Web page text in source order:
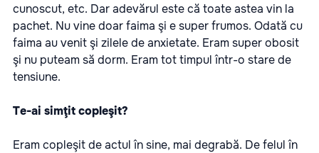
cunoscut, etc. Dar adevărul este că toate astea vin la
pachet. Nu vine doar faima şi e super frumos. Odată cu
faima au venit şi zilele de anxietate. Eram super obosit
şi nu puteam să dorm. Eram tot timpul într-o stare de
tensiune.
Te-ai simţit copleşit?
Eram copleşit de actul în sine, mai degrabă. De felul în